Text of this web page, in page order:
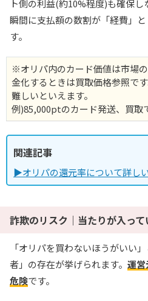
ト側の利益(約10%程度)も確保
瞬間に支払額の数割が「経費」
す。
※オリパ内のカード価値は市場
金化するときは買取価格参照で
難しいといえます。
例)85,000ptのカード発送、買取
関連記事
▶オリパの還元率について詳し
詐欺のリスク｜当たりが入っ
「オリパを買わないほうがいい
者」の存在が挙げられます。 運営
危険です。